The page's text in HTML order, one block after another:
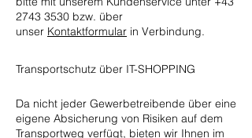
2743 3530 bzw. über
unser Kontaktformular in Verbindung.
Transportschutz über IT-SHOPPING
Da nicht jeder Gewerbetreibende über eine
eigene Absicherung von Risiken auf dem
Transportweg verfügt, bieten wir Ihnen im